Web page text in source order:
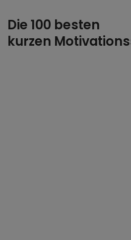
Die 100 besten
kurzen